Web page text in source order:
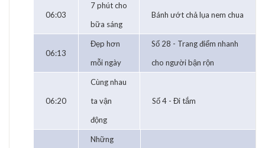
06:03
7 phút cho
bữa sáng
Bánh ướt chả lụa nem chua
06:13
Đẹp hơn
mỗi ngày
Số 28 - Trang điểm nhanh
cho người bận rộn
06:20
Cùng nhau
ta vận
động
Số 4 - Đi tắm
Những